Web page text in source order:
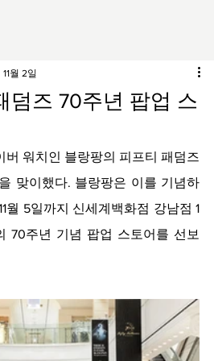
덤즈 70주년 팝업 스
월 2일
버 워치인 블랑팡의 피프티 패덤즈
맞이했다. 블랑팡은 이를 기념하
월 5일까지 신세계백화점 강남점 1
70주년 기념 팝업 스토어를 선보